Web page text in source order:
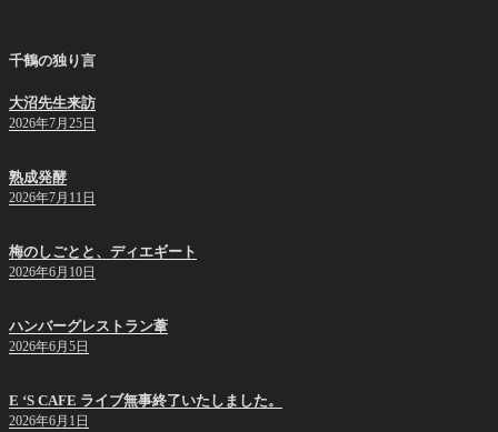
ペ
ジ
り
ジ
千鶴の独り言
大沼先生来訪
2026年7月25日
熟成発酵
2026年7月11日
梅のしごとと、ディエギート
2026年6月10日
ハンバーグレストラン葦
2026年6月5日
E ‘S CAFE ライブ無事終了いたしました。
2026年6月1日